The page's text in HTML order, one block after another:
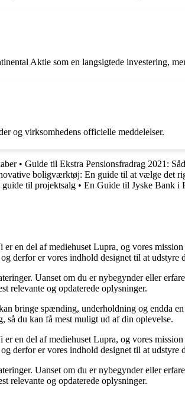
Aktie som en langsigtede investering,
og virksomhedens officielle meddelelser.
• Guide til Ekstra Pensionsfradrag 2021:
boligværktøj: En guide til at vælge det
guide til projektsalg • En Guide til Jyske Bank i
del af mediehuset Lupra, og vores
derfor er vores indhold designet til at udstyre
Uanset om du er nybegynder eller
relevante og opdaterede oplysninger.
bringe spænding, underholdning og endda
så du kan få mest muligt ud af din oplevelse.
del af mediehuset Lupra, og vores
derfor er vores indhold designet til at udstyre
Uanset om du er nybegynder eller
relevante og opdaterede oplysninger.